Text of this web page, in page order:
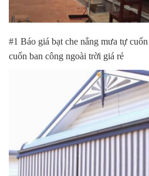
#1 Báo giá bạt che nắng mưa tự
cuốn ban công ngoài trời giá rẻ